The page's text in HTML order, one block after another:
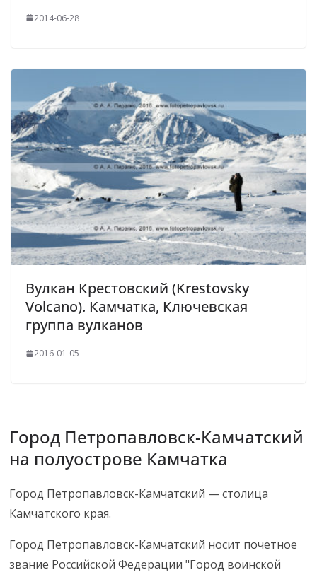
2014-06-28
Вулкан Крестовский (Krestovsky
Volcano). Камчатка, Ключевская
группа вулканов
2016-01-05
Город Петропавловск-Камчатский
на полуострове Камчатка
Город Петропавловск-Камчатский — столица
Камчатского края.
Город Петропавловск-Камчатский носит почетное
звание Российской Федерации "Город воинской